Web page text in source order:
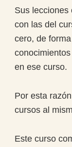
Sus lecciones
con las del
cero, de
en ese curso.
Por esta
cursos al
Este curso